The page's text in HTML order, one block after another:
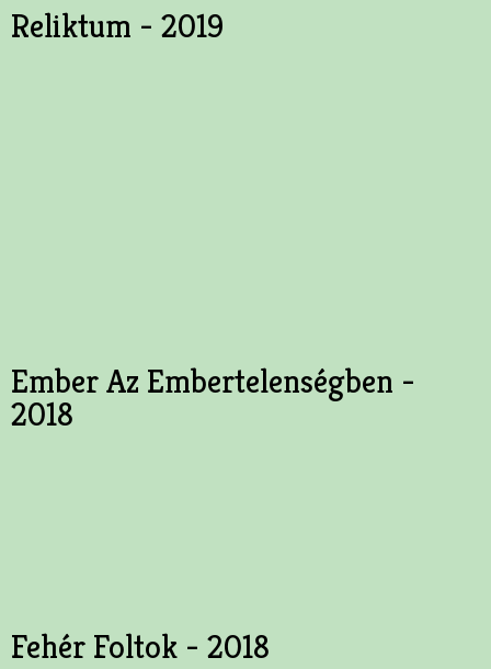
Reliktum - 2019
Ember Az Embertelenségben -
2018
Fehér Foltok - 2018